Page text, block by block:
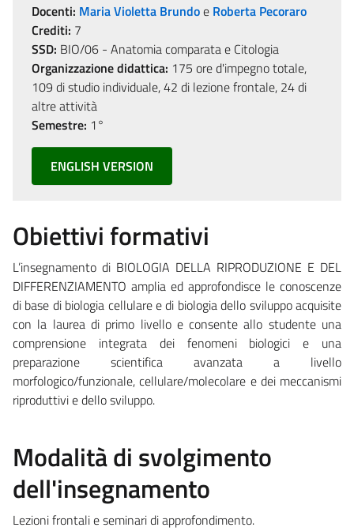
Docenti: Maria Violetta Brundoe Roberta Pecoraro
Crediti: 7
SSD: BIO/06 - Anatomia comparata e Citologia
Organizzazione didattica: 175 ore d'impegno totale,
109 di studio individuale, 42 di lezione frontale, 24 di
altre attività
Semestre: 1°
ENGLISH VERSION
Obiettivi formativi
L’insegnamento di BIOLOGIA DELLA RIPRODUZIONE E DEL
DIFFERENZIAMENTO amplia ed approfondisce le conoscenze
di base di biologia cellulare e di biologia dello sviluppo acquisite
con la laurea di primo livello e consente allo studente una
comprensione integrata dei fenomeni biologici e una
preparazione scientifica avanzata a livello
morfologico/funzionale, cellulare/molecolare e dei meccanismi
riproduttivi e dello sviluppo.
Modalità di svolgimento
dell'insegnamento
Lezioni frontali e seminari di approfondimento.